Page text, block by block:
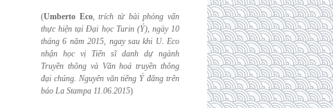
(Umberto Eco,trích từ bài phỏng vấn
thực hiện tại Đại học Turin (Ý), ngày 10
tháng 6 năm 2015, ngay sau khi U. Eco
nhận học vị Tiến sĩ danh dự ngành
Truyền thông và Văn hoá truyền thông
đại chúng. Nguyên văn tiếng Ý đăng trên
báo La Stampa 11.06.2015)